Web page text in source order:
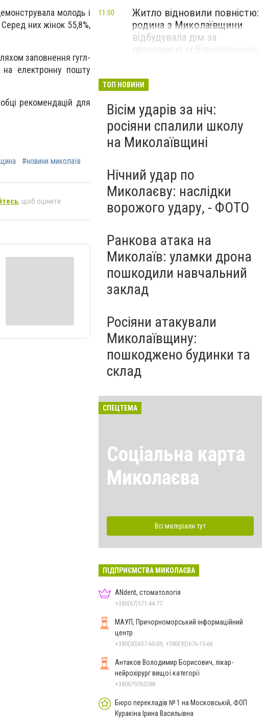
молодь і
них жінок 55,8%,
заповнення гугл-
електронну пошту
рекомендацій для
#новини миколаїв
, щоб оцінити
Житло відновили повністю:
родина з Миколаївщини
відбудувала дім за
програмою «єВідновлення»,
11:00
ТОП НОВИНИ
Вісім ударів за ніч:
росіяни спалили школу
на Миколаївщині
Нічний удар по
Миколаєву: наслідки
ворожого удару, - ФОТО
Ранкова атака на
Миколаїв: уламки дрона
пошкодили навчальний
заклад
Росіяни атакували
Миколаївщину:
пошкоджено будинки та
склад
СПЕЦТЕМА
Соціальна карта
Миколаєва
Всі матеріали тут
ПІДПРИЄМСТВА МИКОЛАЄВА
ANdent, стоматологія
+380(67)571-44-77
МАУП, Причорноморський інформаційний
центр
+380(50)637-60-09, +380(93)676-15-66
Антаков Володимир Борисович, лікар-
нейрохірург вищої категорії
+380679765388
Бюро перекладів № 1 на Московській, ФОП
Куракіна Ірина Васильівна